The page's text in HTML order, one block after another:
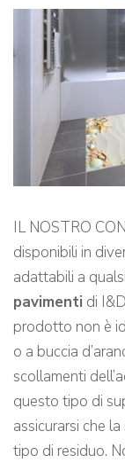
IL NOSTRO
disponibili in
adattabili a
pavimenti di I&D
prodotto non è
o a buccia
scollamenti
questo tipo di
assicurarsi che
tipo di residuo.